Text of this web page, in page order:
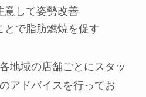
意して姿勢改善
とで脂肪燃焼を促す
地域の店舗ごとにスタッ
アドバイスを行ってお